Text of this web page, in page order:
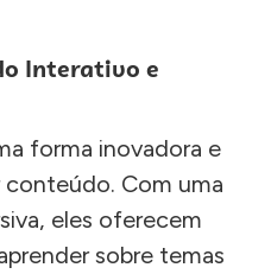
Interativo e
forma inovadora e
Com uma
eles oferecem
sobre temas